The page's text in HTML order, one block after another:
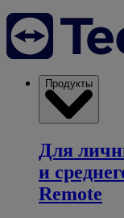
Продукты
Для
и
Remote